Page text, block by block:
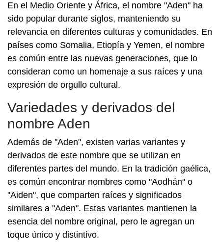
En el Medio Oriente y África, el nombre "Aden" ha
sido popular durante siglos, manteniendo su
relevancia en diferentes culturas y comunidades. En
países como Somalia, Etiopía y Yemen, el nombre
es común entre las nuevas generaciones, que lo
consideran como un homenaje a sus raíces y una
expresión de orgullo cultural.
Variedades y derivados del
nombre Aden
Además de "Aden", existen varias variantes y
derivados de este nombre que se utilizan en
diferentes partes del mundo. En la tradición gaélica,
es común encontrar nombres como "Aodhán" o
"Aiden", que comparten raíces y significados
similares a "Aden". Estas variantes mantienen la
esencia del nombre original, pero le agregan un
toque único y distintivo.